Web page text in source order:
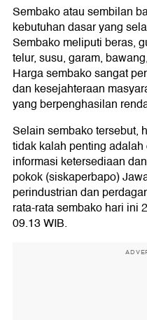
Sembako atau sembilan
kebutuhan dasar yang
Sembako meliputi beras,
telur, susu, garam,
Harga sembako sangat
dan kesejahteraan
yang berpenghasilan
Selain sembako tersebut,
tidak kalah penting
informasi ketersediaan
pokok (siskaperbapo)
perindustrian dan
rata-rata sembako hari ini
09.13 WIB.